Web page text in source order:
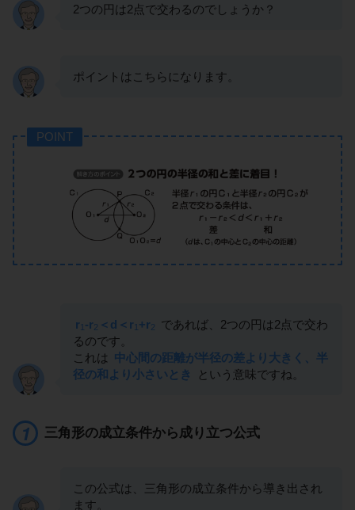
2つの円は2点で交わるのでしょうか？
ポイントはこちらになります。
POINT
r -r2 ＜d＜r +r2
であれば、2つの円は2点で交わ
るのです。
これは 中心間の距離が半径の差より大きく、半
径の和より小さいとき
という意味ですね。
三角形の成立条件から成り立つ公式
この公式は、三角形の成立条件から導き出され
ます。